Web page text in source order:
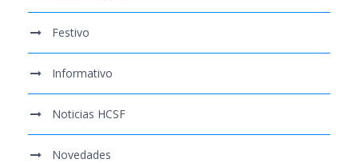
Festivo
Informativo
Noticias HCSF
Novedades